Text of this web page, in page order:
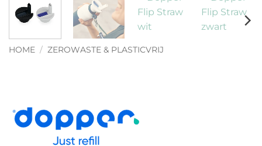
HOME / ZEROWASTE & PLASTICVRIJ